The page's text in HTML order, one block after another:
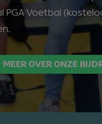
PGA Voetbal
MEER OVER ONZE